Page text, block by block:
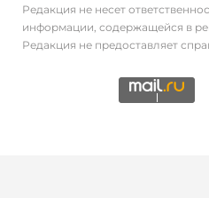
Редакция не несет
информации, содержащейся в
Редакция не предоставляет